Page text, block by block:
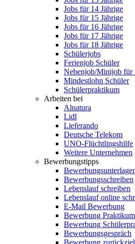
Jobs für 14 Jährige
Jobs für 15 Jährige
Jobs für 16 Jährige
Jobs für 17 Jährige
Jobs für 18 Jährige
Schülerjobs
Ferienjob Schüler
Nebenjob/Minijob für
Mindestlohn Schüler
Schülerpraktikum
Arbeiten bei
Alnatura
Lidl
Lieferando
Deutsche Telekom
UNO-Flüchtlingshilfe
Weitere Unternehmen
Bewerbungstipps
Bewerbungsschreiben
Lebenslauf schreiben
Lebenslauf online
E-Mail Bewerbung
Bewerbung Praktikum
Bewerbung
Bewerbungsgespräch
Bewerbung